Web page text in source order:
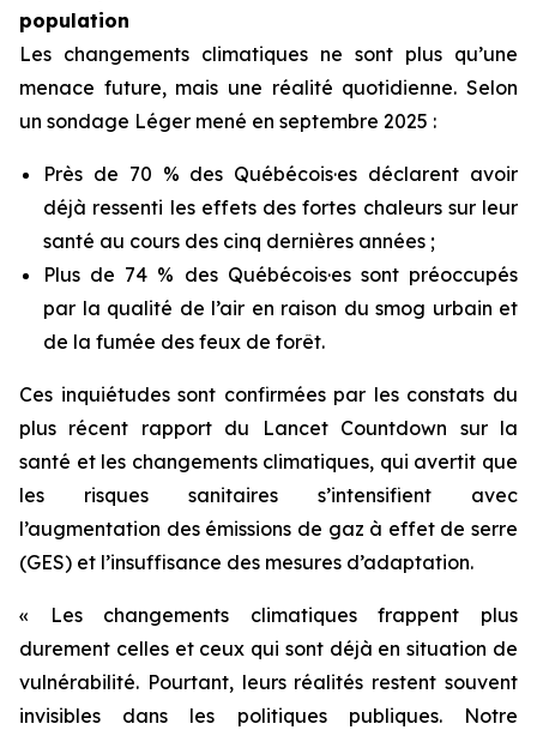
population
Les changements climatiques ne sont plus qu’une
menace future, mais une réalité quotidienne. Selon
un sondage Léger mené en septembre 2025 :
Près de 70 % des Québécois·es déclarent avoir
déjà ressenti les effets des fortes chaleurs sur leur
santé au cours des cinq dernières années ;
Plus de 74 % des Québécois·es sont préoccupés
par la qualité de l’air en raison du smog urbain et
de la fumée des feux de forêt.
Ces inquiétudes sont confirmées par les constats du
plus récent rapport du
Lancet Countdown sur la
santé et les changements climatiques, qui avertit que
les risques sanitaires s’intensifient avec
l’augmentation des émissions de gaz à effet de serre
(GES) et l’insuffisance des mesures d’adaptation.
« Les changements climatiques frappent plus
durement celles et ceux qui sont déjà en situation de
vulnérabilité. Pourtant, leurs réalités restent souvent
invisibles dans les politiques publiques. Notre